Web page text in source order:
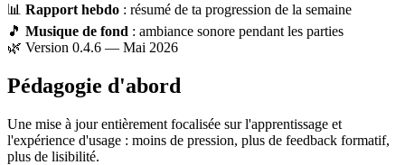
📊 Rapport hebdo : résumé de ta progression de la semaine
🎵 Musique de fond : ambiance sonore pendant les parties
🌿 Version 0.4.6 — Mai 2026
Pédagogie d'abord
Une mise à jour entièrement focalisée sur l'apprentissage et
l'expérience d'usage : moins de pression, plus de feedback formatif,
plus de lisibilité.